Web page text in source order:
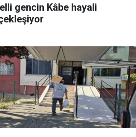
gencin Kâbe hayali